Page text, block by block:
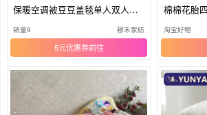
保暖空调被豆豆盖毯单人双人被
褥子
销量9 穆禾家纺
5元优惠券
棉棉花胎
春秋
淘宝好物